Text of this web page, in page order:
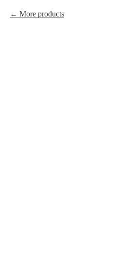
More products